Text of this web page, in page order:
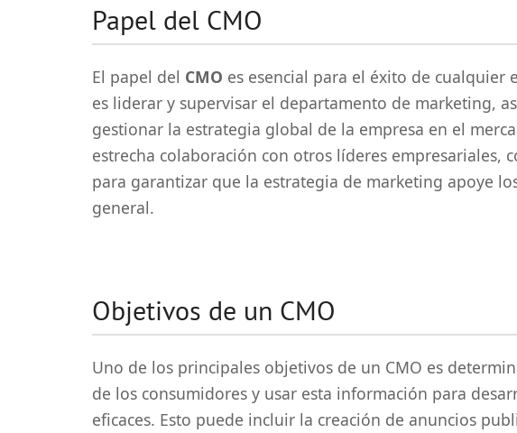
Papel del CMO
El papel del CMO es esencial para el éxito de cualquier
es liderar y supervisar el departamento de marketing,
gestionar la estrategia global de la empresa en el
estrecha colaboración con otros líderes empresariales,
para garantizar que la estrategia de marketing apoye
general.
Objetivos de un CMO
Uno de los principales objetivos de un CMO es
de los consumidores y usar esta información para
eficaces. Esto puede incluir la creación de anuncios